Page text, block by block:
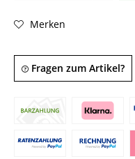
Merken
Fragen zum Artikel?